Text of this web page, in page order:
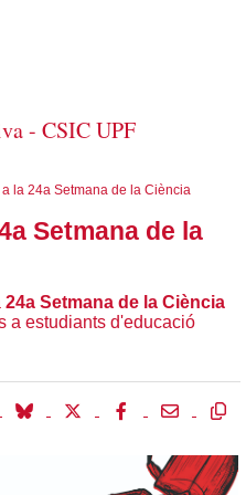
- CSIC UPF
a la 24a Setmana de la Ciència
Setmana de la
24a Setmana de la Ciència
a estudiants d'educació